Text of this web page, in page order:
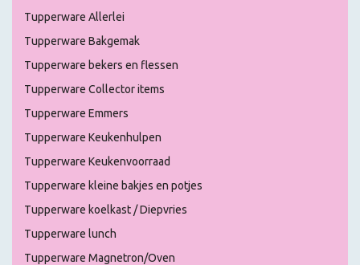
Tupperware Allerlei
Tupperware Bakgemak
Tupperware bekers en flessen
Tupperware Collector items
Tupperware Emmers
Tupperware Keukenhulpen
Tupperware Keukenvoorraad
Tupperware kleine bakjes en potjes
Tupperware koelkast / Diepvries
Tupperware lunch
Tupperware Magnetron/Oven